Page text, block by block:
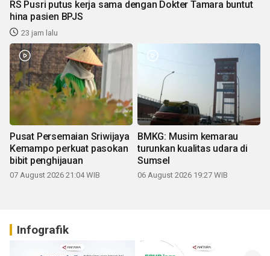
RS Pusri putus kerja sama dengan Dokter Tamara buntut
hina pasien BPJS
23 jam lalu
Pusat Persemaian Sriwijaya
Kemampo perkuat pasokan
bibit penghijauan
07 August 2026 21:04 WIB
BMKG: Musim kemarau
turunkan kualitas udara di
Sumsel
06 August 2026 19:27 WIB
Infografik